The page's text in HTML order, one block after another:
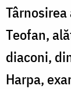
Teofan,
diaconi,
Harpa,